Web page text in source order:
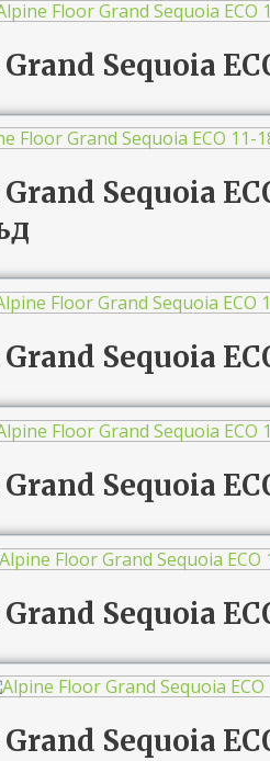
Sequoia
Sequoia
Sequoia
Sequoia
Sequoia
Sequoia